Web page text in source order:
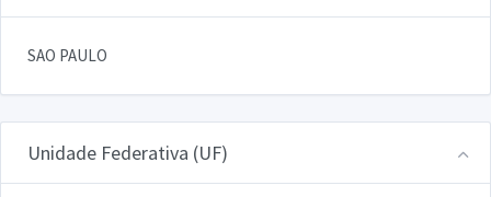
SAO PAULO
Unidade Federativa (UF)